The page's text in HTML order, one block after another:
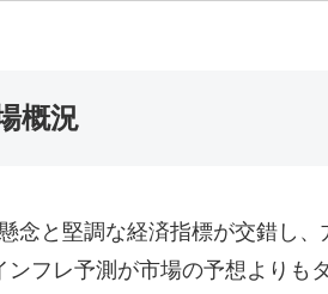
概況
念と堅調な経済指標が交錯し
フレ予測が市場の予想よりも